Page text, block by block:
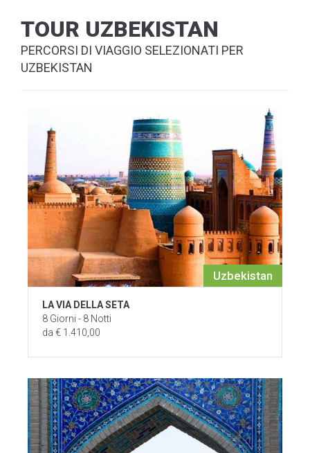
TOUR UZBEKISTAN
PERCORSI DI VIAGGIO SELEZIONATI PER
UZBEKISTAN
Uzbekistan
LA VIA DELLA SETA
8 Giorni - 8 Notti
da € 1.410,00